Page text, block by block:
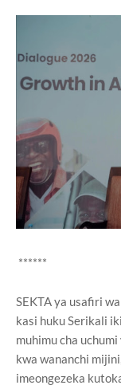
******
SEKTA ya usafiri
kasi huku Serikali
muhimu cha
kwa wananchi
imeongezeka